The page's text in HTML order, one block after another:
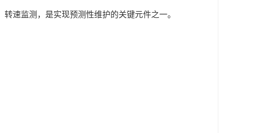
速监测，是实现预测性维护的关键元件之一。